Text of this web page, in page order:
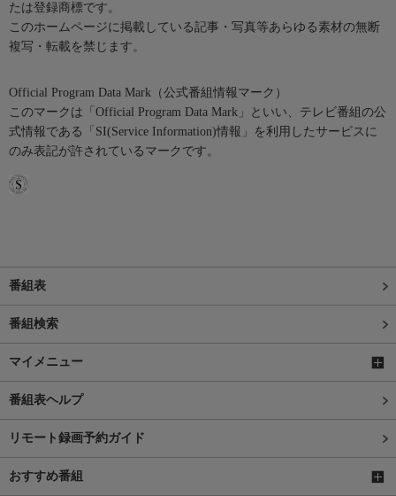
たは登録商標です。
このホームページに掲載している記事・写真等あらゆる素材の無断
複写・転載を禁じます。
Official Program Data Mark（公式番組情報マーク）
このマークは「Official Program Data Mark」といい、テレビ番組の公
式情報である「SI(Service Information)情報」を利用したサービスに
のみ表記が許されているマークです。
番組表
番組検索
マイメニュー
番組表ヘルプ
リモート録画予約ガイド
おすすめ番組